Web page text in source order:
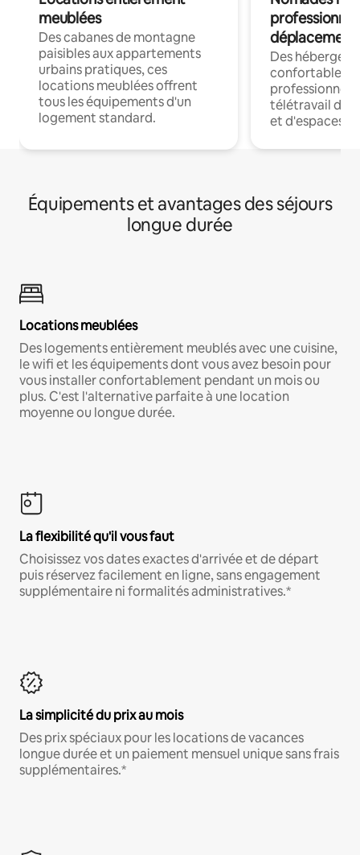
meublées
Des cabanes de montagne
paisibles aux appartements
urbains pratiques, ces
locations meublées offrent
tous les équipements d'un
logement standard.
déplacement
Des
confortables
professionnels
télétravail
et d'espaces
Équipements et avantages des séjours
longue durée
Locations meublées
Des logements entièrement meublés avec une cuisine,
le wifi et les équipements dont vous avez besoin pour
vous installer confortablement pendant un mois ou
plus. C'est l'alternative parfaite à une location
moyenne ou longue durée.
La flexibilité qu'il vous faut
Choisissez vos dates exactes d'arrivée et de départ
puis réservez facilement en ligne, sans engagement
supplémentaire ni formalités administratives.*
La simplicité du prix au mois
Des prix spéciaux pour les locations de vacances
longue durée et un paiement mensuel unique sans frais
supplémentaires.*